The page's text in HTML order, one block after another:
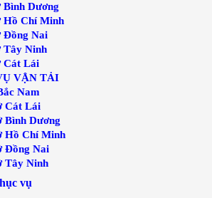
Bình Dương
Hồ Chí Minh
Đồng Nai
Tây Ninh
Cát Lái
VẬN TẢI
Nam
Cát Lái
Bình Dương
Hồ Chí Minh
Đồng Nai
Tây Ninh
vụ